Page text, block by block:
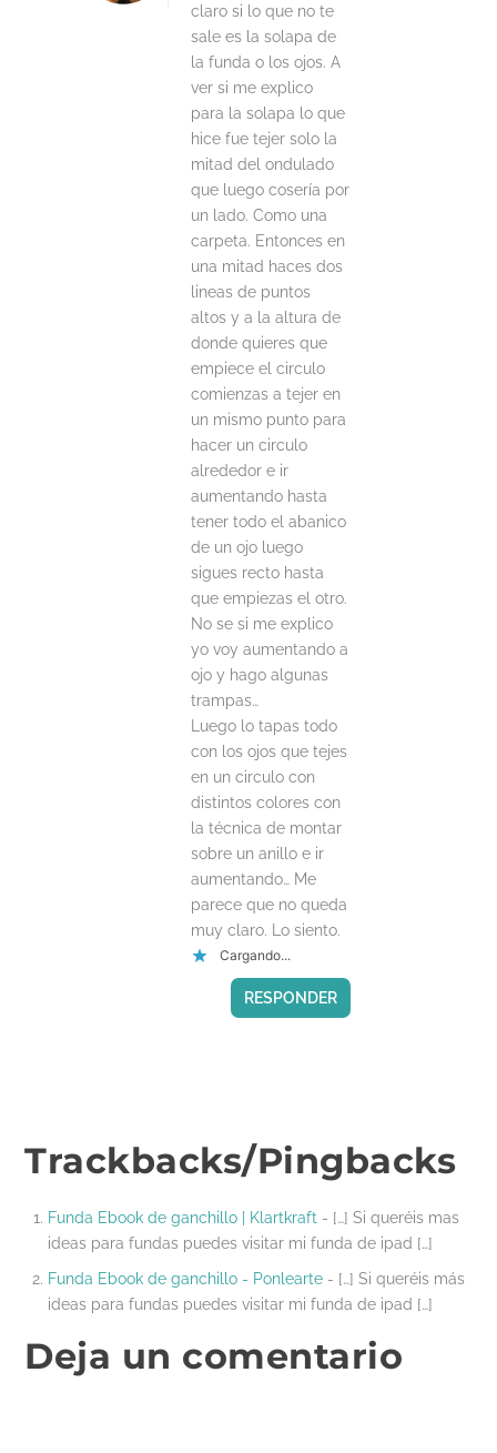
claro si lo que no te
sale es la solapa de
la funda o los ojos. A
ver si me explico
para la solapa lo que
hice fue tejer solo la
mitad del ondulado
que luego cosería por
un lado. Como una
carpeta. Entonces en
una mitad haces dos
lineas de puntos
altos y a la altura de
donde quieres que
empiece el circulo
comienzas a tejer en
un mismo punto para
hacer un circulo
alrededor e ir
aumentando hasta
tener todo el abanico
de un ojo luego
sigues recto hasta
que empiezas el otro.
No se si me explico
yo voy aumentando a
ojo y hago algunas
trampas…
Luego lo tapas todo
con los ojos que tejes
en un circulo con
distintos colores con
la técnica de montar
sobre un anillo e ir
aumentando… Me
parece que no queda
muy claro. Lo siento.
Cargando...
RESPONDER
Trackbacks/Pingbacks
Funda Ebook de ganchillo | Klartkraft - […] Si queréis mas
ideas para fundas puedes visitar mi funda de ipad […]
Funda Ebook de ganchillo - Ponlearte - […] Si queréis más
ideas para fundas puedes visitar mi funda de ipad […]
Deja un comentario